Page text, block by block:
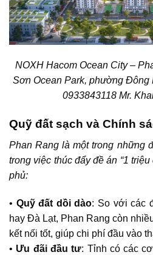
NOXH Hacom Ocean City –
Sơn Ocean Park, phường Đông
0933843118 Mr.
Quỹ đất sạch và Chính
Phan Rang là một trong những
trong việc thúc đẩy đề án “1
phủ:
• Quỹ đất dồi dào: So với các
hay Đà Lạt, Phan Rang còn
kết nối tốt, giúp chi phí đầu vào
• Ưu đãi đầu tư: Tỉnh có các